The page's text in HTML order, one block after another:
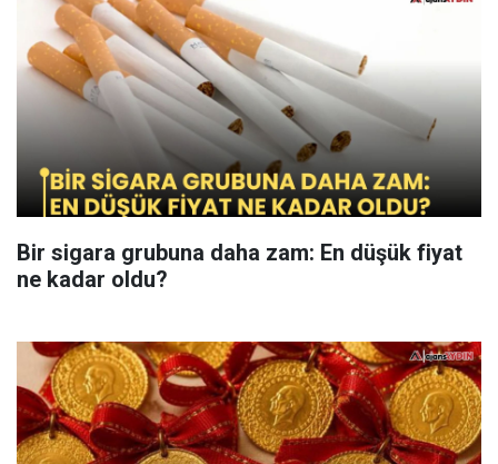
Bir sigara grubuna daha zam: En düşük fiyat
ne kadar oldu?